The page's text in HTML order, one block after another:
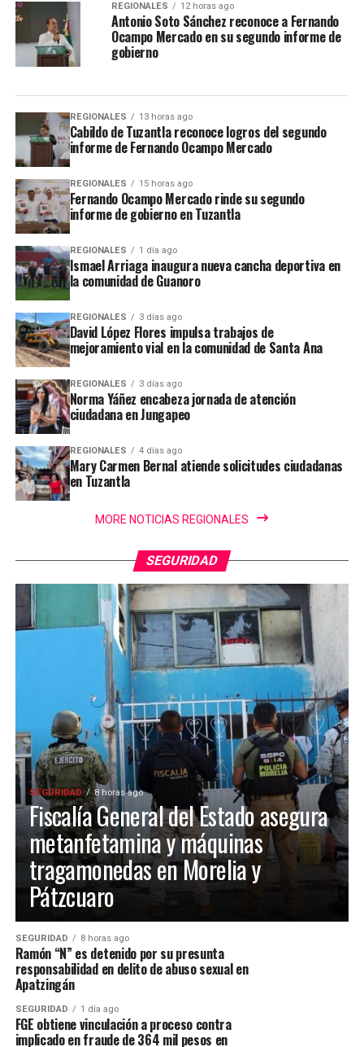
REGIONALES 12 horas ago
Antonio Soto Sánchez reconoce a Fernando
Ocampo Mercado en su segundo informe de
gobierno
REGIONALES 13 horas ago
Cabildo de Tuzantla reconoce logros del segundo
informe de Fernando Ocampo Mercado
REGIONALES 15 horas ago
Fernando Ocampo Mercado rinde su segundo
informe de gobierno en Tuzantla
REGIONALES 1 día ago
Ismael Arriaga inaugura nueva cancha deportiva en
la comunidad de Guanoro
REGIONALES 3 días ago
David López Flores impulsa trabajos de
mejoramiento vial en la comunidad de Santa Ana
REGIONALES 3 días ago
Norma Yáñez encabeza jornada de atención
ciudadana en Jungapeo
REGIONALES 4 días ago
Mary Carmen Bernal atiende solicitudes ciudadanas
en Tuzantla
MORE NOTICIAS REGIONALES
SEGURIDAD
SEGURIDAD 8 horas ago
Fiscalía General del Estado asegura
metanfetamina y máquinas
tragamonedas en Morelia y
Pátzcuaro
SEGURIDAD 8 horas ago
Ramón “N” es detenido por su presunta
responsabilidad en delito de abuso sexual en
Apatzingán
SEGURIDAD 1 día ago
FGE obtiene vinculación a proceso contra
implicado en fraude de 364 mil pesos en